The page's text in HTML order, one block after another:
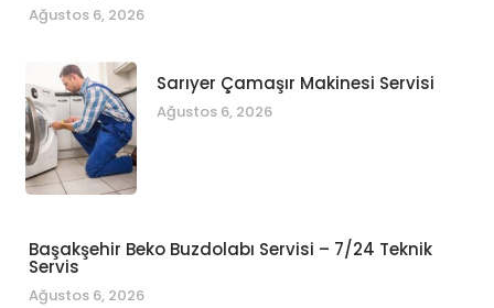
Ağustos 6, 2026
Sarıyer Çamaşır Makinesi Servisi
Ağustos 6, 2026
Başakşehir Beko Buzdolabı Servisi – 7/24 Teknik
Servis
Ağustos 6, 2026